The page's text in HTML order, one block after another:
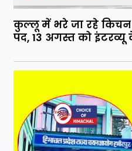
कुल्लू में भरे जा रहे किचन
पद, 13 अगस्त को